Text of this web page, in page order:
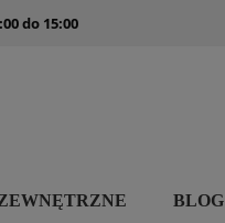
do 15:00
BLOG